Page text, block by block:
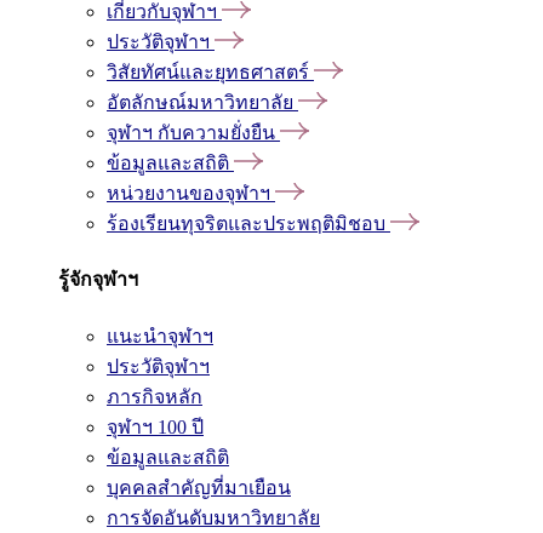
เกี่ยวกับจุฬาฯ
ประวัติจุฬาฯ
วิสัยทัศน์และยุทธศาสตร์
อัตลักษณ์มหาวิทยาลัย
จุฬาฯ กับความยั่งยืน
ข้อมูลและสถิติ
หน่วยงานของจุฬาฯ
ร้องเรียนทุจริตและประพฤติมิชอบ
รู้จักจุฬาฯ
แนะนำจุฬาฯ
ประวัติจุฬาฯ
ภารกิจหลัก
จุฬาฯ 100 ปี
ข้อมูลและสถิติ
บุคคลสำคัญที่มาเยือน
การจัดอันดับมหาวิทยาลัย